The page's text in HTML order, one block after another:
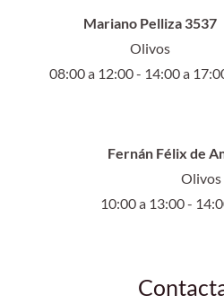
Mariano Pelliza 3537
Olivos
08:00 a 12:00 - 14:00 a
Fernán Félix de
Olivos
10:00 a 13:00 -